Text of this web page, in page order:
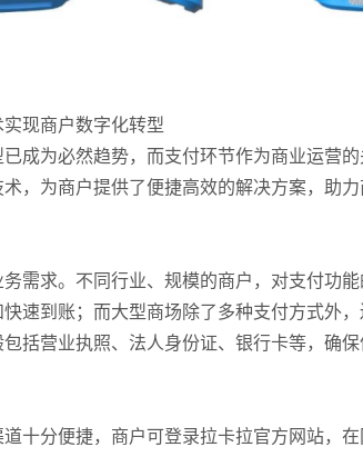
现商户数字化转型
成为必然趋势，而支付环节作为商业运营
，为商户提供了便捷高效的解决方案，助
需求。不同行业、规模的商户，对支付功
速到账；而大型商场除了多种支付方式外
括营业执照、法人身份证、银行卡等，确
十分便捷，商户可登录拉卡拉官方网站，在